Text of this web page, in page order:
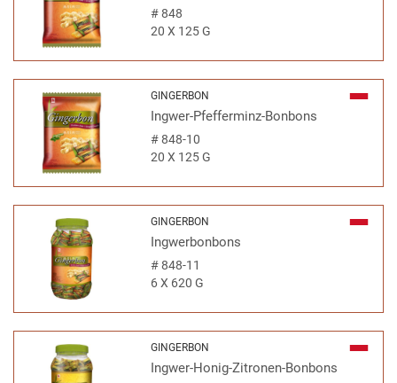
#848
20 X 125 G
GINGERBON
Ingwer-Pfefferminz-Bonbons
#848-10
20 X 125 G
GINGERBON
Ingwerbonbons
#848-11
6 X 620 G
GINGERBON
Ingwer-Honig-Zitronen-Bonbons